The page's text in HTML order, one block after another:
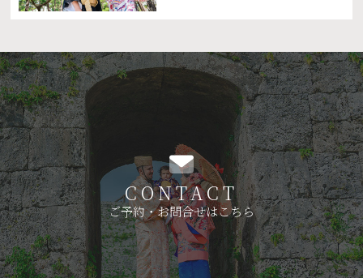
CONTACT
ご予約・お問合せはこちら